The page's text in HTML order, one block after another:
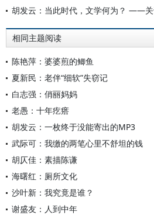
胡发云：当此时代，文学何为？ ——关
相同主题阅读
陈艳萍：婆婆煎的鲫鱼
夏新民：老伴“细软”失窃记
白志强：俏丽妈妈
老愚：十年疙瘩
胡发云：一枚终于没能寄出的MP3
武际可：我缴的两笔心里不舒坦的钱
胡仄佳：素描陈谦
海曙红：厕所文化
沙叶新：我究竟是谁？
谢盛友：人到中年